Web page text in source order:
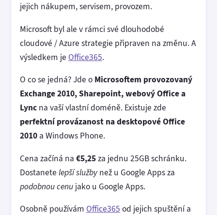
jejich nákupem, servisem, provozem.
Microsoft byl ale v rámci své dlouhodobé
cloudové / Azure strategie připraven na změnu. A
výsledkem je Office365.
O co se jedná? Jde o Microsoftem provozovaný
Exchange 2010, Sharepoint, webový Office a
Lync na vaší vlastní doméně. Existuje zde
perfektní provázanost na desktopové Office
2010 a Windows Phone.
Cena začíná na €5,25za jednu 25GB schránku.
Dostanete lepší službynež u Google Apps za
podobnou cenu jako u Google Apps.
Osobně používám Office365 od jejich spuštění a